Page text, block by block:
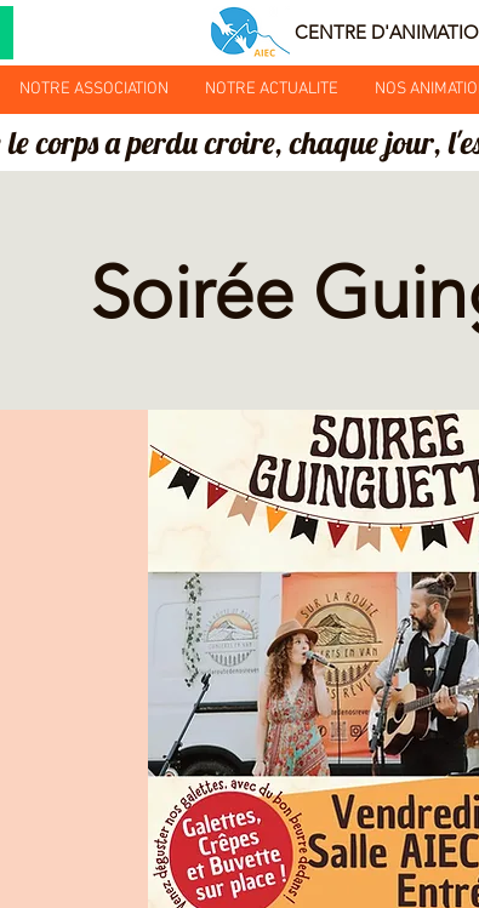
CENTRE
NOTRE ASSOCIATION NOTRE ACTUALITE NOS
le corps a perdu croire, chaque jour,
Soirée